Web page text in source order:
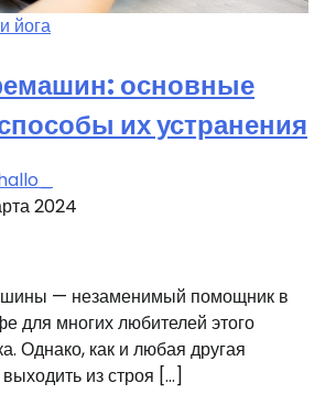
йога
основные
их устранения
2024
— незаменимый помощник в
для многих любителей этого
Однако, как и любая другая
из строя […]